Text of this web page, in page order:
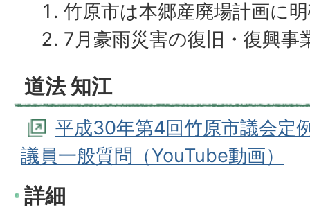
竹原市は本郷産廃場計画に
7月豪雨災害の復旧・復興事
道法 知江
平成30年第4回竹原市議会定
議員一般質問（YouTube動画）
詳細